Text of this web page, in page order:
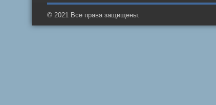
© 2021 Все права защищены.